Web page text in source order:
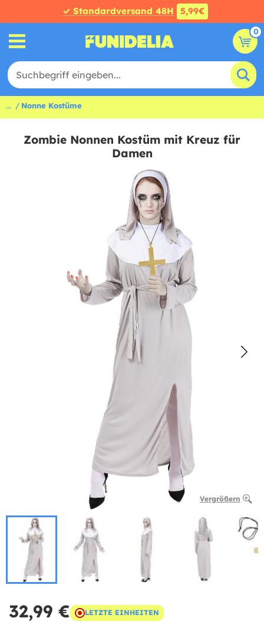
✓ Standardversand 48H 5,99€
0
... Nonne Kostüme
Zombie Nonnen Kostüm mit Kreuz für
Damen
Vergrößern
32,99 € LETZTE EINHEITEN